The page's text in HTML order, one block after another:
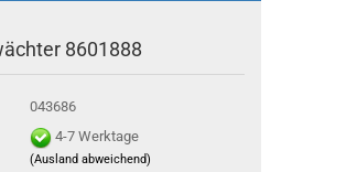
8601888
043686
4-7 Werktage
(Ausland abweichend)